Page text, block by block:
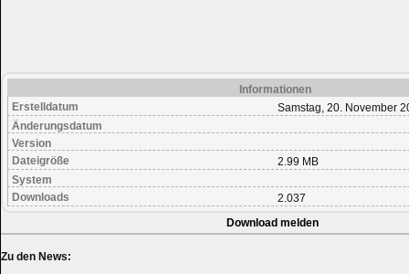
Informationen
Erstelldatum
Samstag, 20. November
Änderungsdatum
Version
Dateigröße
2.99 MB
System
Downloads
2.037
Download melden
Zu den News: